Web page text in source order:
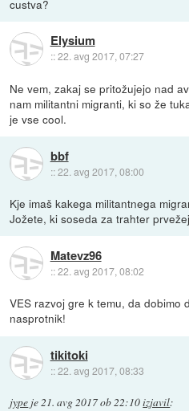
custva?
Elysium
::22. avg 2017, 07:27
Ne vem, zakaj se pritožujejo nad
nam militantni migranti, ki so že
je vse cool.
bbf
::22. avg 2017, 08:00
Kje imaš kakega militantnega
Jožete, ki soseda za trahter
Matevz96
::22. avg 2017, 08:02
VES razvoj gre k temu, da dobimo
nasprotnik!
tikitoki
::22. avg 2017, 08:33
jype je21. avg 2017 ob 22:10izjavil: